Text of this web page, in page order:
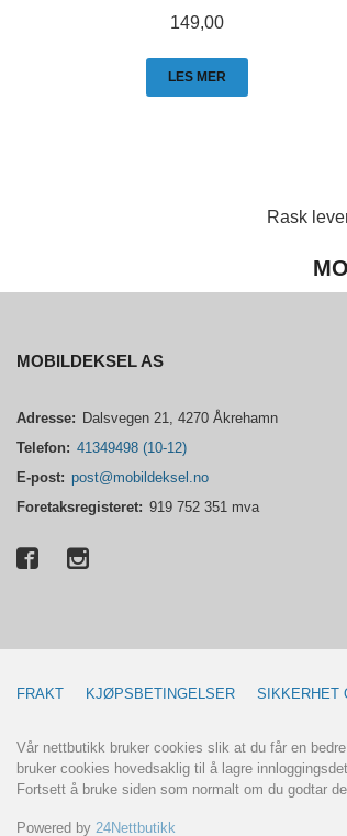
Pris
149,00
LES MER
Rask
MOBILDEKSEL AS
Adresse: Dalsvegen 21, 4270 Åkrehamn
Telefon: 41349498 (10-12)
E-post: post@mobildeksel.no
Foretaksregisteret: 919 752 351 mva
FRAKT KJØPSBETINGELSER SIKKERHET
Vår nettbutikk bruker cookies slik at du får en
bruker cookies hovedsaklig til å lagre
Fortsett å bruke siden som normalt om du godtar
Powered by 24Nettbutikk